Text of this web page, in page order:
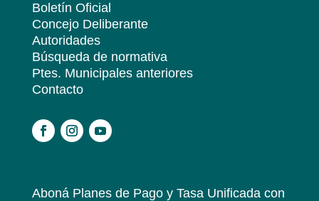
Boletín Oficial
Concejo Deliberante
Autoridades
Búsqueda de normativa
Ptes. Municipales anteriores
Contacto
Aboná Planes de Pago y Tasa Unificadacon